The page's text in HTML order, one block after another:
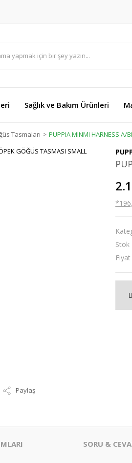
Sağlık ve Bakım Ürünleri
Tasmaları PUPPIA MINMI HARNESS A/
Paylaş
Stok
Fiyat
SORU &